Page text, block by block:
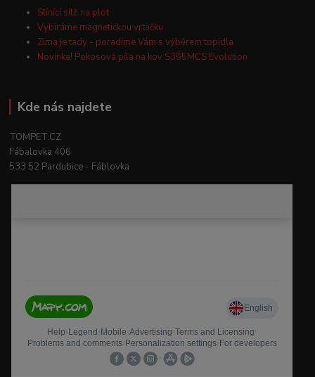
Stínící sítě na plot
Vybíráme magnetickou vrtačku
Zima je tady - poradíme Vám s výběrem topidla
Novinka! Pokosová pila na kov S355MCS Evolution
Kde nás najdete
TOMPET.CZ
Fábalovka 406
533 52 Pardubice - Fáblovka